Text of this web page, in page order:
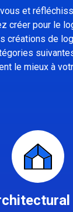
et
créer pour le
créations de
le mieux à